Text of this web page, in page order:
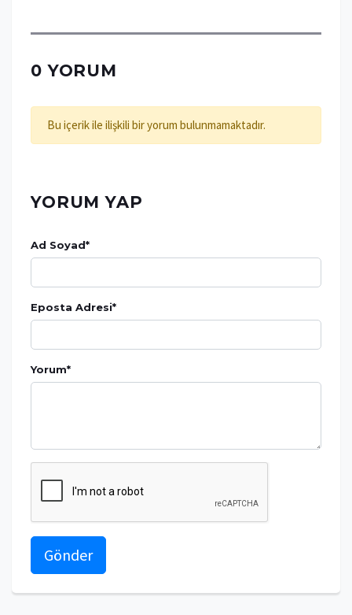
0 YORUM
Bu içerik ile ilişkili bir yorum bulunmamaktadır.
YORUM YAP
Ad Soyad*
Eposta Adresi*
Yorum*
Gönder